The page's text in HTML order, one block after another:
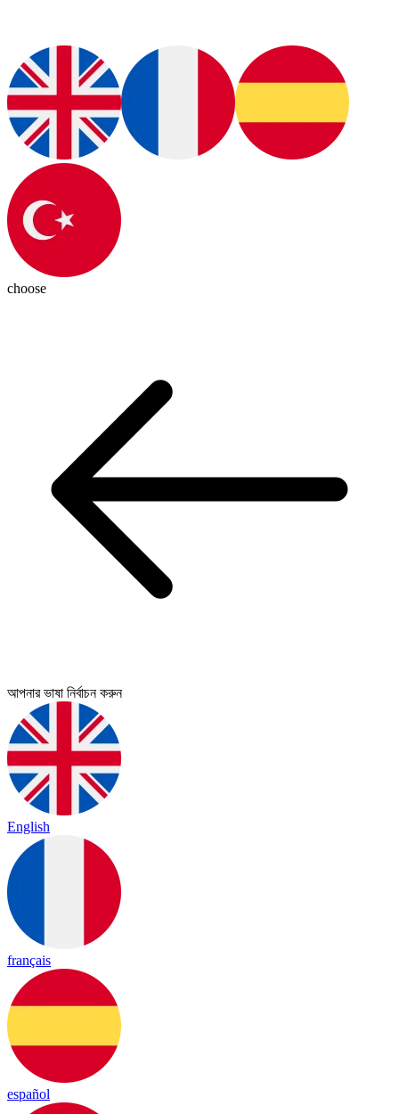
choose
আপনার ভাষা নির্বাচন করুন
English
français
español